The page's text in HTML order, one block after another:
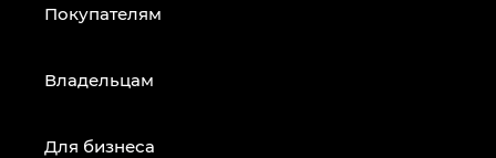
Покупателям
Владельцам
Для бизнеса